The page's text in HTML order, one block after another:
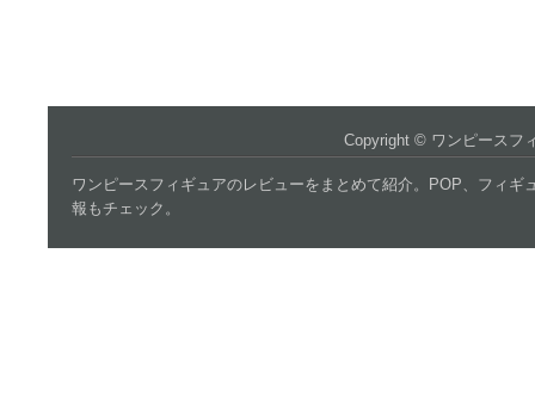
Copyright © ワンピースフ
ワンピースフィギュアのレビューをまとめて紹介。POP、フィ
報もチェック。